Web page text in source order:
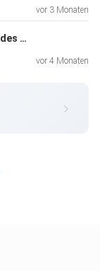
vor 3 Monaten
Datengold, KI und das Warnsignal des DAT-Reports
vor 4 Monaten